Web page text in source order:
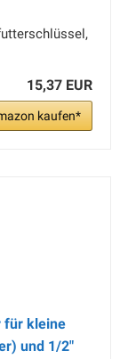
15,37 EUR
kaufen*
für kleine
und 1/2"